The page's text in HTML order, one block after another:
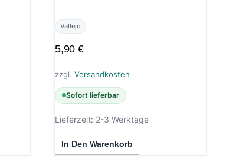
Vallejo
5,90€
zzgl. Versandkosten
Sofort lieferbar
Lieferzeit: 2-3 Werktage
In Den Warenkorb